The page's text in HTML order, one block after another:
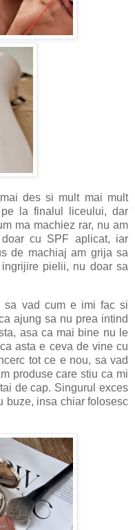
des si mult mai mult
pe la finalul liceului, dar
ma machiez rar, nu am
cu SPF aplicat, iar
de machiaj am grija sa
pielii, nu doar sa
sa vad cum e imi fac si
ajung sa nu prea intind
asa ca mai bine nu le
asta e ceva de vine cu
tot ce e nou, sa vad
produse care stiu ca mi
de cap. Singurul exces
buze, insa chiar folosesc